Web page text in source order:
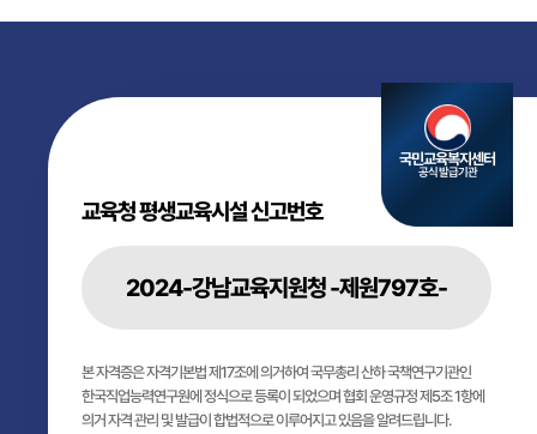
국민교육복지센터
공식 발급기관
교육청 평생교육시설 신고번호
2024-강남교육지원청 -제원797호-
본 자격증은 자격기본법 제17조에 의거하여 국무총리 산하 국책연구기관인
한국직업능력연구원에 정식으로 등록이 되었으며 협회 운영규정 제5조 1항에
의거 자격 관리 및 발급이 합법적으로 이루어지고 있음을 알려드립니다.